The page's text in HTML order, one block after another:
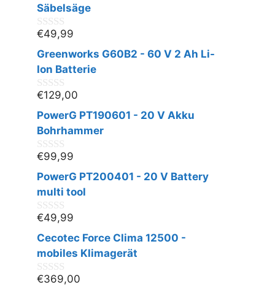
Säbelsäge
0
v
o
n
€49,99
Greenworks G60B2 - 60 V 2 Ah Li-
Ion Batterie
0
v
o
n
€129,00
PowerG PT190601 - 20 V Akku
Bohrhammer
0
v
o
n
€99,99
PowerG PT200401 - 20 V Battery
multi tool
0
v
o
n
€49,99
Cecotec Force Clima 12500 -
mobiles Klimagerät
0
€369,00